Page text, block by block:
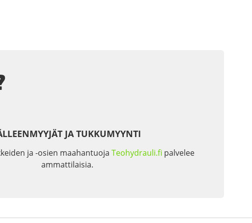
JA TUKKUMYYNTI
ja -osien maahantuoja Teohydrauli.fi palvelee
ammattilaisia.